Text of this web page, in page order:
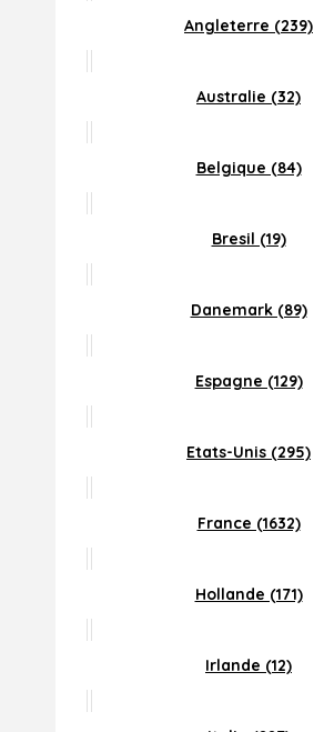
Angleterre (239)
Australie (32)
Belgique (84)
Bresil (19)
Danemark (89)
Espagne (129)
Etats-Unis (295)
France (1632)
Hollande (171)
Irlande (12)